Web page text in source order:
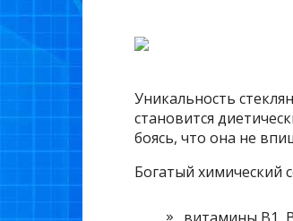
Уникальность
становится
боясь, что она не
Богатый химический